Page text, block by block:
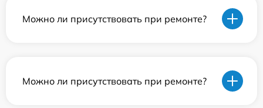
Можно ли присутствовать при ремонте?
Можно ли присутствовать при ремонте?